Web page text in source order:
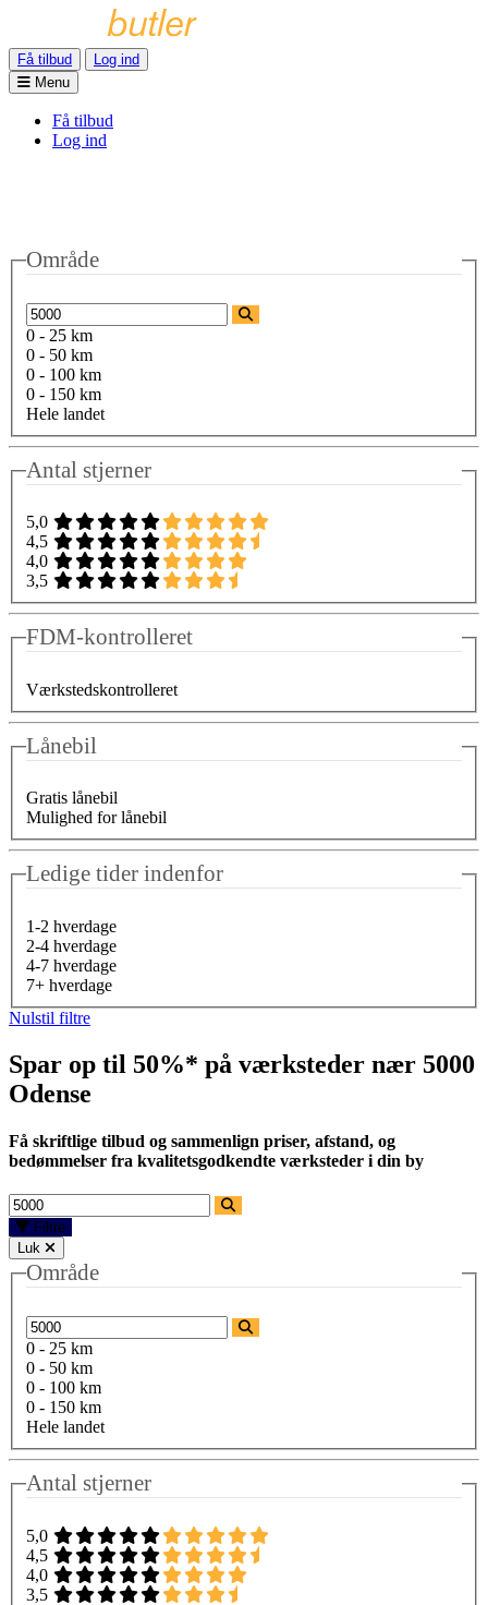
Få tilbud
Log ind
Menu
Få tilbud
Log ind
Område
0 - 25 km
0 - 50 km
0 - 100 km
0 - 150 km
Hele landet
Antal stjerner
5,0
4,5
4,0
3,5
FDM-kontrolleret
Værkstedskontrolleret
Lånebil
Gratis lånebil
Mulighed for lånebil
Ledige tider indenfor
1-2 hverdage
2-4 hverdage
4-7 hverdage
7+ hverdage
Nulstil filtre
Spar op til 50%* på værksteder nær 5000
Odense
Få skriftlige tilbud og sammenlign priser, afstand, og
bedømmelser fra kvalitetsgodkendte værksteder i din by
Filtre
Luk
Område
0 - 25 km
0 - 50 km
0 - 100 km
0 - 150 km
Hele landet
Antal stjerner
5,0
4,5
4,0
3,5